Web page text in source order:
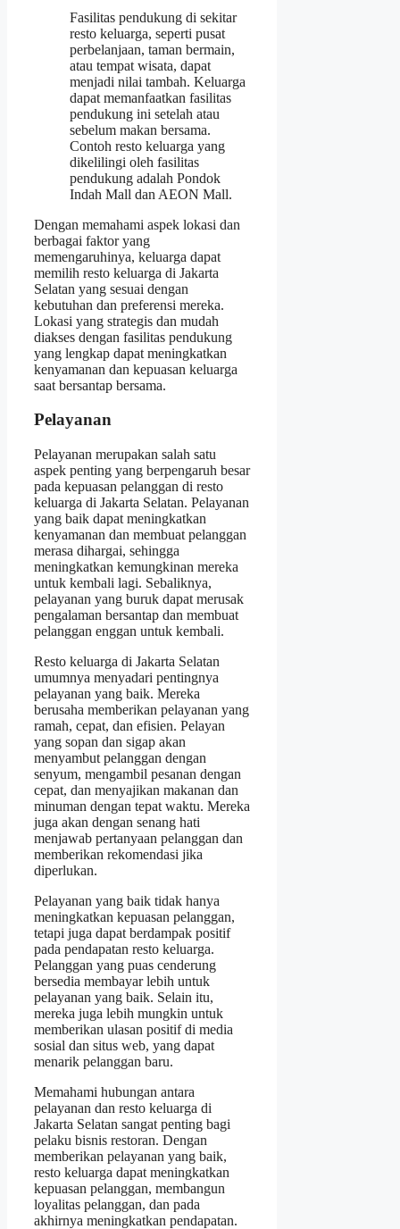
Fasilitas pendukung di sekitar
resto keluarga, seperti pusat
perbelanjaan, taman bermain,
atau tempat wisata, dapat
menjadi nilai tambah. Keluarga
dapat memanfaatkan fasilitas
pendukung ini setelah atau
sebelum makan bersama.
Contoh resto keluarga yang
dikelilingi oleh fasilitas
pendukung adalah Pondok
Indah Mall dan AEON Mall.
Dengan memahami aspek lokasi dan
berbagai faktor yang
memengaruhinya, keluarga dapat
memilih resto keluarga di Jakarta
Selatan yang sesuai dengan
kebutuhan dan preferensi mereka.
Lokasi yang strategis dan mudah
diakses dengan fasilitas pendukung
yang lengkap dapat meningkatkan
kenyamanan dan kepuasan keluarga
saat bersantap bersama.
Pelayanan
Pelayanan merupakan salah satu
aspek penting yang berpengaruh besar
pada kepuasan pelanggan di resto
keluarga di Jakarta Selatan. Pelayanan
yang baik dapat meningkatkan
kenyamanan dan membuat pelanggan
merasa dihargai, sehingga
meningkatkan kemungkinan mereka
untuk kembali lagi. Sebaliknya,
pelayanan yang buruk dapat merusak
pengalaman bersantap dan membuat
pelanggan enggan untuk kembali.
Resto keluarga di Jakarta Selatan
umumnya menyadari pentingnya
pelayanan yang baik. Mereka
berusaha memberikan pelayanan yang
ramah, cepat, dan efisien. Pelayan
yang sopan dan sigap akan
menyambut pelanggan dengan
senyum, mengambil pesanan dengan
cepat, dan menyajikan makanan dan
minuman dengan tepat waktu. Mereka
juga akan dengan senang hati
menjawab pertanyaan pelanggan dan
memberikan rekomendasi jika
diperlukan.
Pelayanan yang baik tidak hanya
meningkatkan kepuasan pelanggan,
tetapi juga dapat berdampak positif
pada pendapatan resto keluarga.
Pelanggan yang puas cenderung
bersedia membayar lebih untuk
pelayanan yang baik. Selain itu,
mereka juga lebih mungkin untuk
memberikan ulasan positif di media
sosial dan situs web, yang dapat
menarik pelanggan baru.
Memahami hubungan antara
pelayanan dan resto keluarga di
Jakarta Selatan sangat penting bagi
pelaku bisnis restoran. Dengan
memberikan pelayanan yang baik,
resto keluarga dapat meningkatkan
kepuasan pelanggan, membangun
loyalitas pelanggan, dan pada
akhirnya meningkatkan pendapatan.